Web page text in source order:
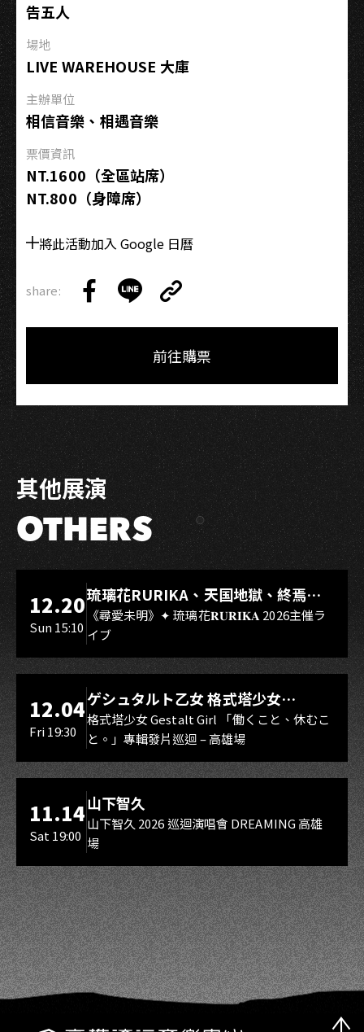
[Run，
Run，
Run!
黑
狂
奔]
2025
Tour
World
告五人
場地
LIVE WAREHOUSE 大庫
主辦單位
相信音樂、相遇音樂
票價資訊
NT.1600（全區站席）
NT.800（身障席）
將此活動加入 Google 日曆
share:
on
on
Link
Copy
前往購票
其他展演
OTHERS
LIVE WAREHOUSE 小庫
12.20
Sun 15:10
琉璃花RURIKA、天国地獄、終焉
Rebirth、DUALIA、無我夢中、花奏
スマイル（O.A.）
《尋愛未明》✦ 琉璃花𝐑𝐔𝐑𝐈𝐊𝐀 2026主催ラ
イブ
LIVE WAREHOUSE 小庫
12.04
Fri 19:30
ゲシュタルト乙女 格式塔少女
Gestalt Girl
格式塔少女 Gestalt Girl 「働くこと、休むこ
と。」專輯發片巡迴 – 高雄場
11.14
Sat 19:00
山下智久
山下智久 2026 巡迴演唱會 DREAMING 高雄
場